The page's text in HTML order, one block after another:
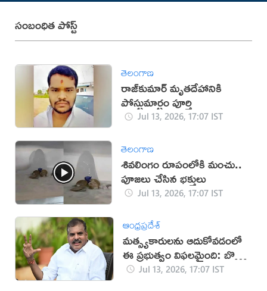
సంబంధిత పోస్ట్
తెలంగాణ
రాజ్‌కుమార్‌ మృతదేహానికి
పోస్టుమార్టం పూర్తి
Jul 13, 2026, 17:07 IST
తెలంగాణ
శివలింగం రూపంలోకి మంచు..
పూజలు చేసిన భక్తులు
Jul 13, 2026, 17:07 IST
ఆంధ్రప్రదేశ్
మత్స్యకారులను ఆదుకోవడంలో
ఈ ప్రభుత్వం విఫలమైంది: బొత్స
సత్యనారాయణ
Jul 13, 2026, 17:07 IST